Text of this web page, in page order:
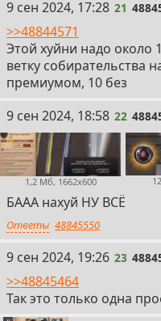
21
9 сен 2024, 17:28 21
>>48844571
Этой хуйни надо около
ветку собирательства
премиумом, 10 без
22
9 сен 2024, 18:58 22
1,2 Мб, 1662x600
БААА нахуй НУ ВСЁ
Ответы 48845550
23
9 сен 2024, 19:26 23
>>48845464
Так это только одна